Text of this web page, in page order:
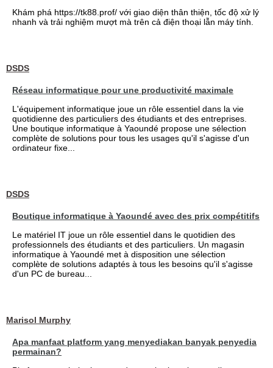
Khám phá https://tk88.prof/ với giao diện thân thiện, tốc độ xử lý
nhanh và trải nghiệm mượt mà trên cả điện thoại lẫn máy tính.
DSDS
Réseau informatique pour une productivité maximale
L'équipement informatique joue un rôle essentiel dans la vie
quotidienne des particuliers des étudiants et des entreprises.
Une boutique informatique à Yaoundé propose une sélection
complète de solutions pour tous les usages qu'il s'agisse d'un
ordinateur fixe...
DSDS
Boutique informatique à Yaoundé avec des prix compétitifs
Le matériel IT joue un rôle essentiel dans le quotidien des
professionnels des étudiants et des particuliers. Un magasin
informatique à Yaoundé met à disposition une sélection
complète de solutions adaptés à tous les besoins qu'il s'agisse
d'un PC de bureau...
Marisol Murphy
Apa manfaat platform yang menyediakan banyak penyedia
permainan?